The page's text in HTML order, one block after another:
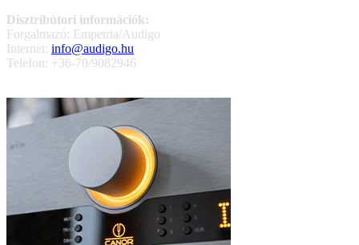
Disztribútori információk:
Forgalmazó: Empetria/Audigo
Internet: info@audigo.hu
Telefon: +36-70/9082946